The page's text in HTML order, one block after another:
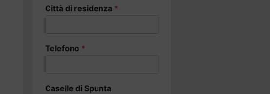
Città di residenza *
Telefono *
Caselle di Spunta